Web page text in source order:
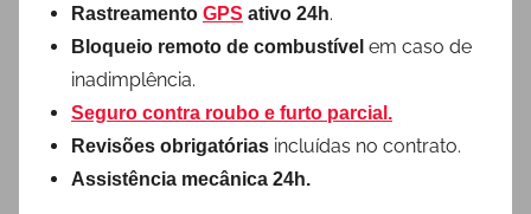
Rastreamento GPS ativo 24h.
Bloqueio remoto de combustível em caso de
inadimplência.
Seguro contra roubo e furto parcial.
Revisões obrigatórias incluídas no contrato.
Assistência mecânica 24h.